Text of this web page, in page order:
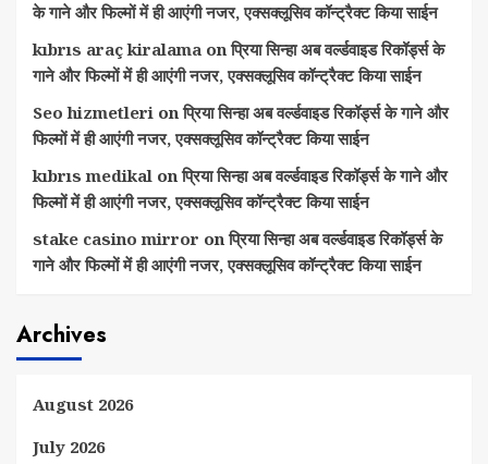
के गाने और फिल्मों में ही आएंगी नजर, एक्सक्लूसिव कॉन्ट्रैक्ट किया साईन
kıbrıs araç kiralama onप्रिया सिन्हा अब वर्ल्डवाइड रिकॉर्ड्स के
गाने और फिल्मों में ही आएंगी नजर, एक्सक्लूसिव कॉन्ट्रैक्ट किया साईन
Seo hizmetleri onप्रिया सिन्हा अब वर्ल्डवाइड रिकॉर्ड्स के गाने और
फिल्मों में ही आएंगी नजर, एक्सक्लूसिव कॉन्ट्रैक्ट किया साईन
kıbrıs medikal onप्रिया सिन्हा अब वर्ल्डवाइड रिकॉर्ड्स के गाने और
फिल्मों में ही आएंगी नजर, एक्सक्लूसिव कॉन्ट्रैक्ट किया साईन
stake casino mirror onप्रिया सिन्हा अब वर्ल्डवाइड रिकॉर्ड्स के
गाने और फिल्मों में ही आएंगी नजर, एक्सक्लूसिव कॉन्ट्रैक्ट किया साईन
Archives
August 2026
July 2026